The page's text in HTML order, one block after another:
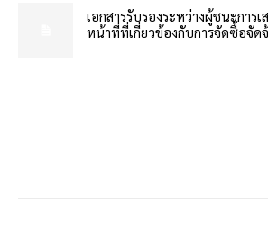
เอกสารรับรองระหว่างผู้ชนะการเ
หน้าที่ที่เกี่ยวข้องกับการจัดซื้อจัด